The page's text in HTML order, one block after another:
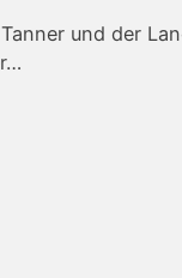
und der